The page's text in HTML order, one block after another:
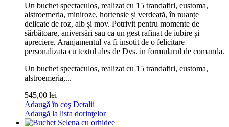
Un buchet spectaculos, realizat cu 15 trandafiri, eustoma,
alstroemeria, miniroze, hortensie și verdeață, în nuanțe
delicate de roz, alb și mov. Potrivit pentru momente de
sărbătoare, aniversări sau ca un gest rafinat de iubire și
apreciere. Aranjamentul va fi insotit de o felicitare
personalizata cu textul ales de Dvs. in formularul de comanda.
Un buchet spectaculos, realizat cu 15 trandafiri, eustoma,
alstroemeria,...
545,00 lei
Adaugă în coş Detalii
Adaugă la lista dorinţelor